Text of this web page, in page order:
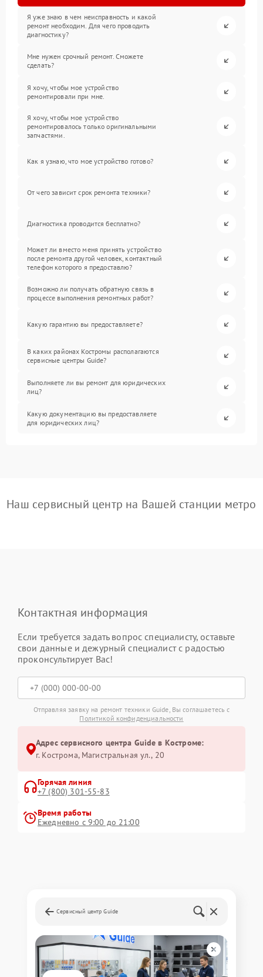
Я уже знаю в чем неисправность и какой
ремонт необходим. Для чего проводить
диагностику?
Мне нужен срочный ремонт. Сможете
сделать?
Я хочу, чтобы мое устройство
ремонтировали при мне.
Я хочу, чтобы мое устройство
ремонтировалось только оригинальными
запчастями.
Как я узнаю, что мое устройство готово?
От чего зависит срок ремонта техники?
Диагностика проводится бесплатно?
Может ли вместо меня принять устройство
после ремонта другой человек, контактный
телефон которого я предоставлю?
Возможно ли получать обратную связь в
процессе выполнения ремонтных работ?
Какую гарантию вы предоставляете?
В каких районах Костромы располагаются
сервисные центры Guide?
Выполняете ли вы ремонт для юридических
лиц?
Какую документацию вы предоставляете
для юридических лиц?
Наш сервисный центр на Вашей станции метро
Контактная информация
Если требуется задать вопрос специалисту, оставьте
свои данные и дежурный специалист с радостью
проконсультирует Вас!
Отправляя заявку на ремонт техники Guide, Вы соглашаетесь с
Политикой конфиденциальности
Адрес сервисного центра Guide в Костроме:
г. Кострома, Магистральная ул., 20
Горячая линия
+7 (800) 301-55-83
Время работы
Ежедневно с 9:00 до 21:00
Сервисный центр Guide